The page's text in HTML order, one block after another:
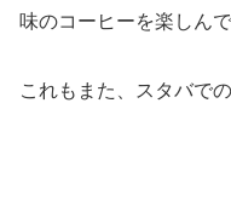
味のコーヒーを楽しんで
これもまた、スタバで